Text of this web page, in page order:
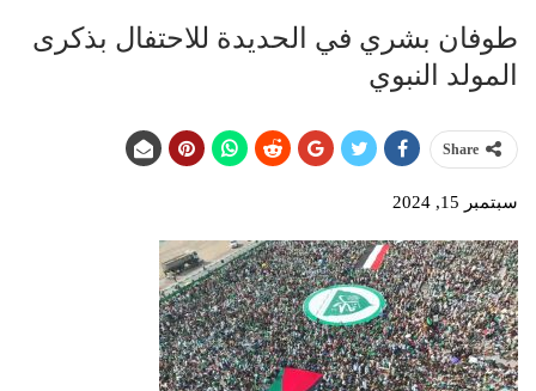
طوفان بشري في الحديدة للاحتفال بذكرى
المولد النبوي
Share
سبتمبر 15, 2024